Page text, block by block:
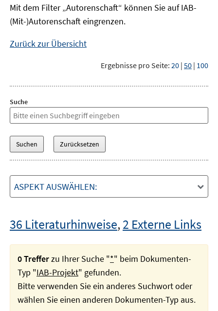
Mit dem Filter „Autorenschaft“ können Sie auf IAB-
(Mit-)Autorenschaft eingrenzen.
Zurück zur Übersicht
Ergebnisse pro Seite: 20 | 50 | 100
Suche
ASPEKT AUSWÄHLEN:
36 Literaturhinweise,2 Externe Links
0 Trefferzu Ihrer Suche "*" beim Dokumenten-
Typ "IAB-Projekt" gefunden.
Bitte verwenden Sie ein anderes Suchwort oder
wählen Sie einen anderen Dokumenten-Typ aus.